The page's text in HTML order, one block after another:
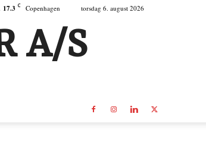
17.3 C Copenhagen torsdag 6. august 2026
A/S